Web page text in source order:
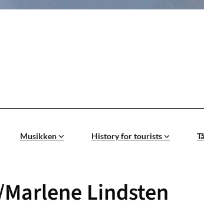
Musikken History for tourists
Lindsten